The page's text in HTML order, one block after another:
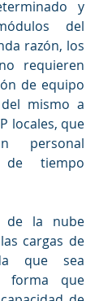
y
del
razón, los
requieren
de equipo
mismo a
locales, que
personal
tiempo
de la nube
cargas de
que sea
forma que